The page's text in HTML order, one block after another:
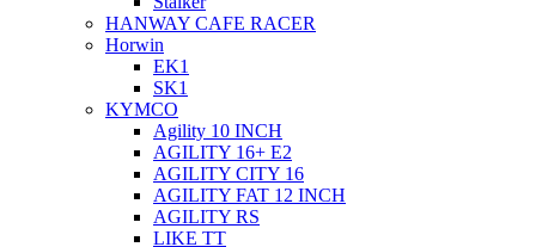
HANWAY CAFE RACER
Horwin
EK1
SK1
KYMCO
Agility 10 INCH
AGILITY 16+ E2
AGILITY CITY 16
AGILITY FAT 12 INCH
AGILITY RS
LIKE TT